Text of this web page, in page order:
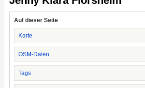
Auf dieser Seite
Karte
OSM-Daten
Tags